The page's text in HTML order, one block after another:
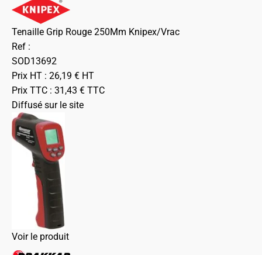
Tenaille Grip Rouge 250Mm Knipex/Vrac
Ref :
SOD13692
Prix HT : 26,19 € HT
Prix TTC : 31,43 € TTC
Diffusé sur le site
Voir le produit